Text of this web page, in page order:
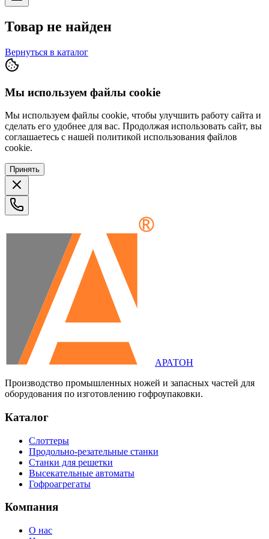
Товар не найден
Вернуться в каталог
Мы используем файлы cookie
Мы используем файлы cookie, чтобы улучшить работу сайта и
сделать его удобнее для вас. Продолжая использовать сайт, вы
соглашаетесь с нашей политикой использования файлов
cookie.
Принять
АРАТОН
Производство промышленных ножей и запасных частей для
оборудования по изготовлению гофроупаковки.
Каталог
Слоттеры
Продольно-резательные станки
Станки для решетки
Высекательные автоматы
Гофроагрегаты
Компания
О нас